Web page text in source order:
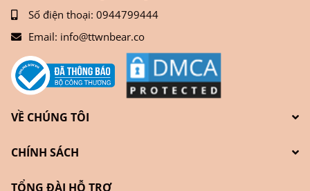
Số điện thoại: 0944799444
Email: info@ttwnbear.co
VỀ CHÚNG TÔI
CHÍNH SÁCH
TỔNG ĐÀI HỖ TRỢ